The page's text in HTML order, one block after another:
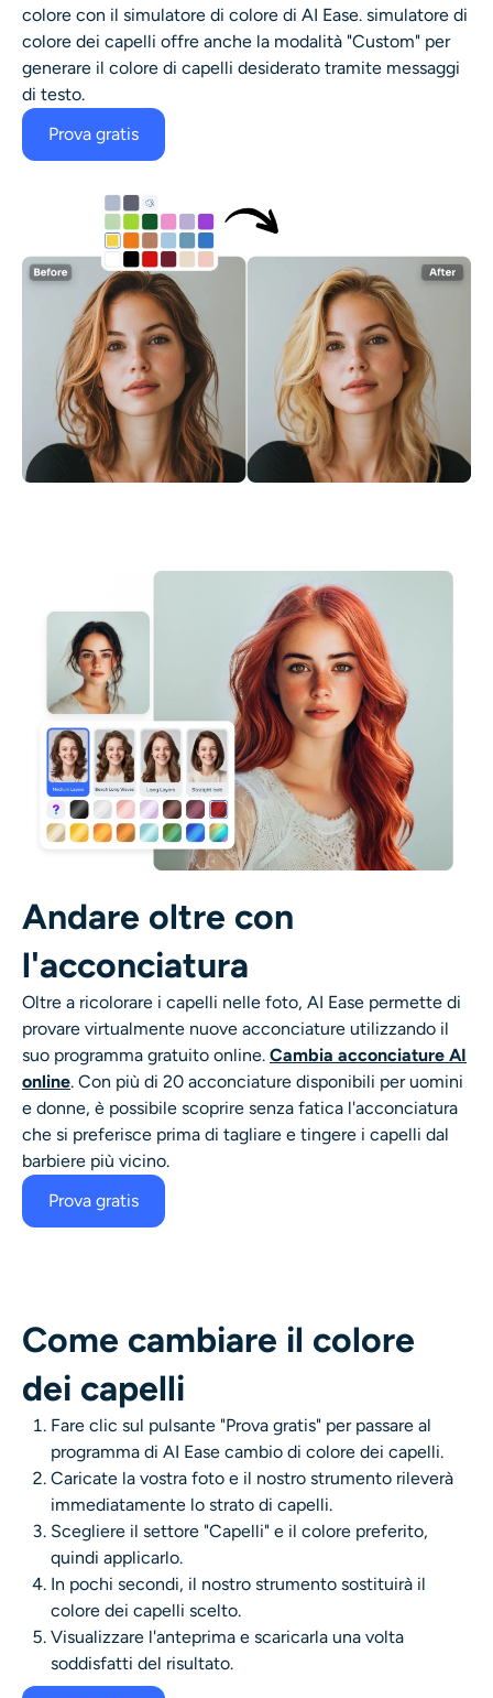
colore con il simulatore di colore di AI Ease. simulatore di
colore dei capelli offre anche la modalità "Custom" per
generare il colore di capelli desiderato tramite messaggi
di testo.
Prova gratis
Andare oltre con
l'acconciatura
Oltre a ricolorare i capelli nelle foto, AI Ease permette di
provare virtualmente nuove acconciature utilizzando il
suo programma gratuito online. Cambia acconciature AI
online. Con più di 20 acconciature disponibili per uomini
e donne, è possibile scoprire senza fatica l'acconciatura
che si preferisce prima di tagliare e tingere i capelli dal
barbiere più vicino.
Prova gratis
Come cambiare il colore
dei capelli
Fare clic sul pulsante "Prova gratis" per passare al
programma di AI Ease cambio di colore dei capelli.
Caricate la vostra foto e il nostro strumento rileverà
immediatamente lo strato di capelli.
Scegliere il settore "Capelli" e il colore preferito,
quindi applicarlo.
In pochi secondi, il nostro strumento sostituirà il
colore dei capelli scelto.
Visualizzare l'anteprima e scaricarla una volta
soddisfatti del risultato.